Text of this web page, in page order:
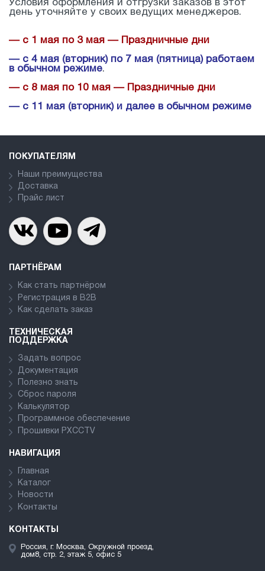
Условия оформления и отгрузки заказов в этот
день уточняйте у своих ведущих менеджеров.
— с 1 мая по 3 мая — Праздничные дни
— с 4 мая (вторник) по 7 мая (пятница) работаем
в обычном режиме.
— с 8 мая по 10 мая — Праздничные дни
— с 11 мая (вторник) и далее в обычном режиме
ПОКУПАТЕЛЯМ
Наши преимущества
Доставка
Прайс лист
ПАРТНЁРАМ
Как стать партнёром
Регистрация в В2В
Как сделать заказ
ТЕХНИЧЕСКАЯ
ПОДДЕРЖКА
Задать вопрос
Документация
Полезно знать
Сброс пароля
Калькулятор
Программное обеспечение
Прошивки PXCCTV
НАВИГАЦИЯ
Главная
Каталог
Новости
Контакты
КОНТАКТЫ
Россия, г. Москва, Окружной проезд,
дом8, стр. 2, этаж 5, офис 5